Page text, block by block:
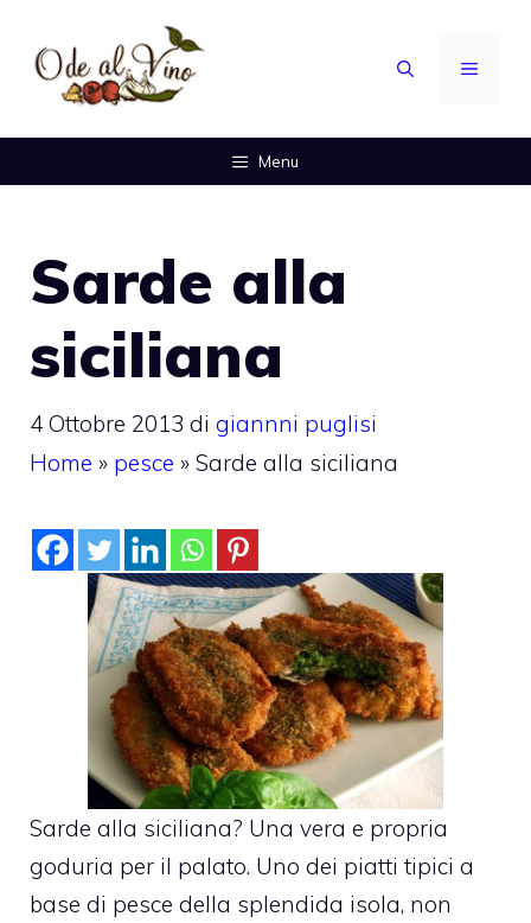
contenuto
MENU
Menu
Sarde alla
siciliana
4 Ottobre 2013 di giannni puglisi
Home » pesce » Sarde alla siciliana
Sarde alla siciliana? Una vera e propria
goduria per il palato. Uno dei piatti tipici a
base di pesce della splendida isola, non